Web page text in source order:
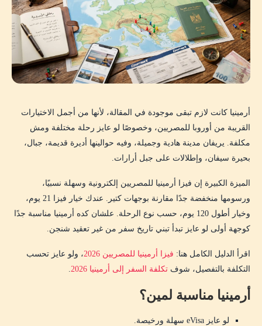
أرمينيا كانت لازم تبقى موجودة في المقالة، لأنها من أجمل الاختيارات
القريبة من أوروبا للمصريين، وخصوصًا لو عايز رحلة مختلفة ومش
مكلفة. يريفان مدينة هادية وجميلة، وفيه حوالينها أديرة قديمة، جبال،
بحيرة سيفان، وإطلالات على جبل أرارات.
الميزة الكبيرة إن فيزا أرمينيا للمصريين إلكترونية وسهلة نسبيًا،
ورسومها منخفضة جدًا مقارنة بوجهات كتير. عندك خيار فيزا 21 يوم،
وخيار أطول 120 يوم، حسب نوع الرحلة. علشان كده أرمينيا مناسبة جدًا
كوجهة أولى لو عايز تبدأ تبني تاريخ سفر من غير تعقيد شنجن.
اقرأ الدليل الكامل هنا: فيزا أرمينيا للمصريين 2026
، ولو عايز تحسب
التكلفة بالتفصيل، شوف تكلفة السفر إلى أرمينيا 2026 .
أرمينيا مناسبة لمين؟
لو عايز eVisa سهلة ورخيصة.